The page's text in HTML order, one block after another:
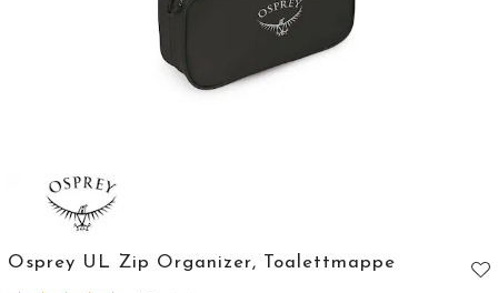
Osprey UL Zip Organizer, Toalettmappe